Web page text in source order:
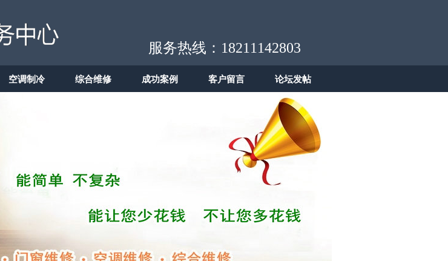
空调制冷 综合维修 成功案例 客户留言 论坛发帖
服务热线：18211142803